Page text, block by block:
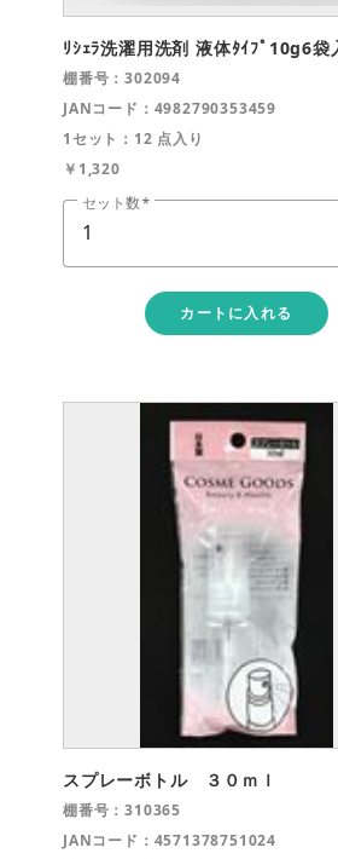
ﾘｼｪﾗ洗濯用洗剤 液体ﾀｲﾌﾟ10g6袋
棚番号：302094
JANコード：4982790353459
1セット：12 点入り
￥1,320
セット数
カートに入れる
スプレーボトル ３０ｍｌ
棚番号：310365
JANコード：4571378751024